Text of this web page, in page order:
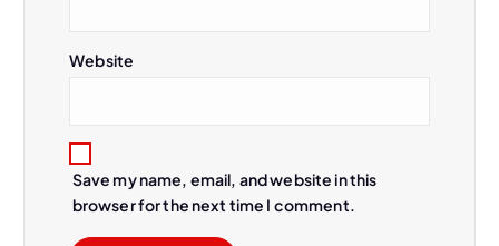
Website
Save my name, email, and website in this
browser for the next time I comment.